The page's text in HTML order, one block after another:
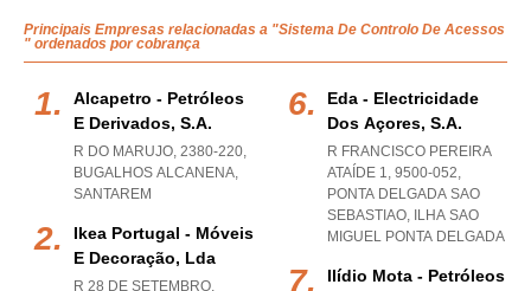
Principais Empresas relacionadas a "Sistema De Controlo De Acessos
" ordenados por cobrança
Alcapetro - Petróleos
E Derivados, S.a.
R DO MARUJO, 2380-220,
BUGALHOS ALCANENA,
SANTAREM
Ikea Portugal - Móveis
E Decoração, Lda
R 28 DE SETEMBRO,
Eda - Electricidade
Dos Açores, S.a.
R FRANCISCO PEREIRA
ATAÍDE 1, 9500-052,
PONTA DELGADA SAO
SEBASTIAO, ILHA SAO
MIGUEL PONTA DELGADA
Ilídio Mota - Petróleos